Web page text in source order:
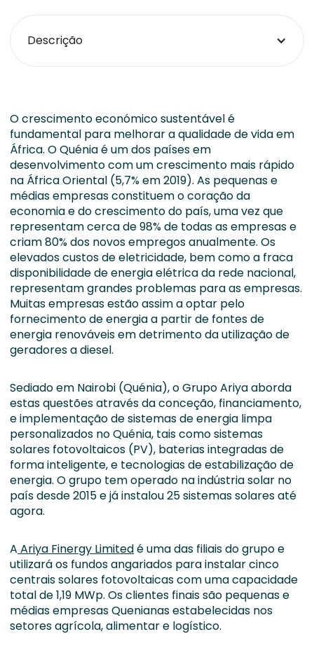
Descrição
O crescimento económico sustentável é
fundamental para melhorar a qualidade de vida em
África. O Quénia é um dos países em
desenvolvimento com um crescimento mais rápido
na África Oriental (5,7% em 2019). As pequenas e
médias empresas constituem o coração da
economia e do crescimento do país, uma vez que
representam cerca de 98% de todas as empresas e
criam 80% dos novos empregos anualmente. Os
elevados custos de eletricidade, bem como a fraca
disponibilidade de energia elétrica da rede nacional,
representam grandes problemas para as empresas.
Muitas empresas estão assim a optar pelo
fornecimento de energia a partir de fontes de
energia renováveis em detrimento da utilização de
geradores a diesel.
Sediado em Nairobi (Quénia), o Grupo Ariya aborda
estas questões através da conceção, financiamento,
e implementação de sistemas de energia limpa
personalizados no Quénia, tais como sistemas
solares fotovoltaicos (PV), baterias integradas de
forma inteligente, e tecnologias de estabilização de
energia. O grupo tem operado na indústria solar no
país desde 2015 e já instalou 25 sistemas solares até
agora.
A Ariya Finergy Limitedé uma das filiais do grupo e
utilizará os fundos angariados para instalar cinco
centrais solares fotovoltaicas com uma capacidade
total de 1,19 MWp. Os clientes finais são pequenas e
médias empresas Quenianas estabelecidas nos
setores agrícola, alimentar e logístico.